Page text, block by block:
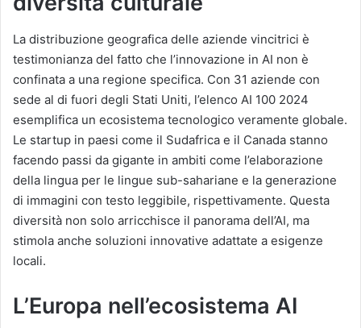
La distribuzione geografica delle aziende vincitrici è
testimonianza del fatto che l’innovazione in AI non è
confinata a una regione specifica. Con 31 aziende con
sede al di fuori degli Stati Uniti, l’elenco AI 100 2024
esemplifica un ecosistema tecnologico veramente globale.
Le startup in paesi come il Sudafrica e il Canada stanno
facendo passi da gigante in ambiti come l’elaborazione
della lingua per le lingue sub-sahariane e la generazione
di immagini con testo leggibile, rispettivamente. Questa
diversità non solo arricchisce il panorama dell’AI, ma
stimola anche soluzioni innovative adattate a esigenze
locali.
L’Europa nell’ecosistema AI